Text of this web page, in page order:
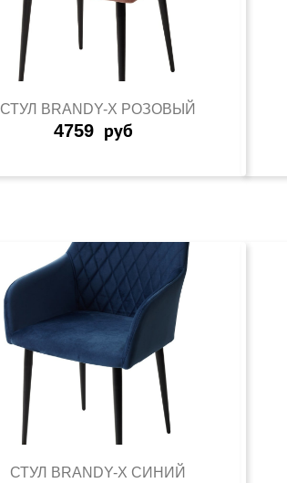
СТУЛ BRANDY-X РОЗОВЫЙ
4759 руб
СТУЛ BRANDY-X СИНИЙ